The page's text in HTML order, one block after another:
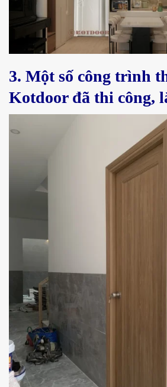
3. Một số công trình
Kotdoor đã thi công,